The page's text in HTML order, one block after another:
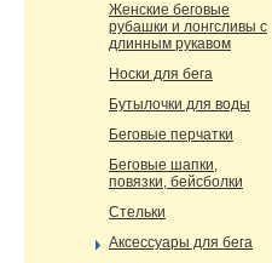
Женские беговые
рубашки и лонгсливы с
длинным рукавом
Носки для бега
Бутылочки для воды
Беговые перчатки
Беговые шапки,
повязки, бейсболки
Стельки
Аксессуары для бега